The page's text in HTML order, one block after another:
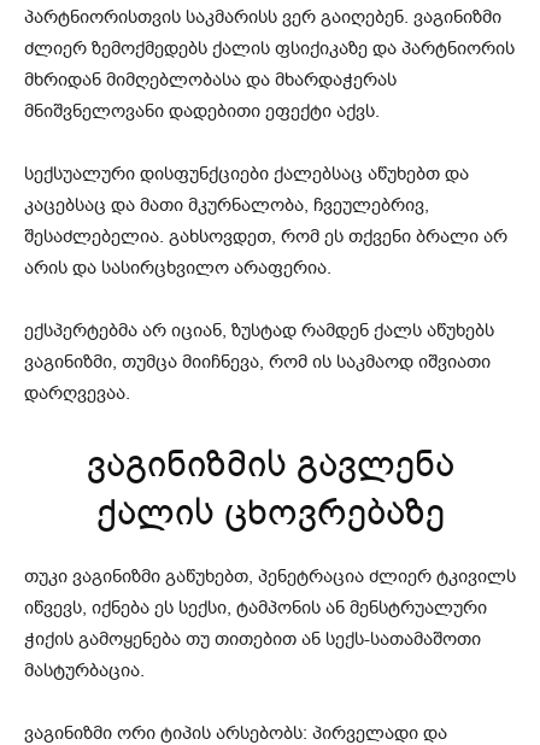
პარტნიორისთვის საკმარისს ვერ გაიღებენ. ვაგინიზმი
ძლიერ ზემოქმედებს ქალის ფსიქიკაზე და პარტნიორის
მხრიდან მიმღებლობასა და მხარდაჭერას
მნიშვნელოვანი დადებითი ეფექტი აქვს.
სექსუალური დისფუნქციები ქალებსაც აწუხებთ და
კაცებსაც და მათი მკურნალობა, ჩვეულებრივ,
შესაძლებელია. გახსოვდეთ, რომ ეს თქვენი ბრალი არ
არის და სასირცხვილო არაფერია.
ექსპერტებმა არ იციან, ზუსტად რამდენ ქალს აწუხებს
ვაგინიზმი, თუმცა მიიჩნევა, რომ ის საკმაოდ იშვიათი
დარღვევაა.
ვაგინიზმის გავლენა
ქალის ცხოვრებაზე
თუკი ვაგინიზმი გაწუხებთ, პენეტრაცია ძლიერ ტკივილს
იწვევს, იქნება ეს სექსი, ტამპონის ან მენსტრუალური
ჭიქის გამოყენება თუ თითებით ან სექს-სათამაშოთი
მასტურბაცია.
ვაგინიზმი ორი ტიპის არსებობს: პირველადი და